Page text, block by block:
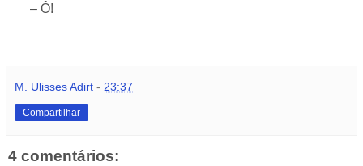
– Ô!
M. Ulisses Adirt - 23:37
Compartilhar
4 comentários: